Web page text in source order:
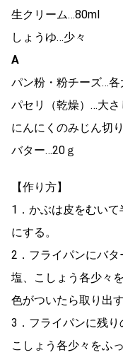
生クリーム…80ml
しょうゆ…少々
A
パン粉・粉チーズ…各
パセリ（乾燥）…大さ
にんにくのみじん切
バター…20ｇ
【作り方】
1．かぶは皮をむい
にする。
2．フライパンにバ
塩、こしょう各少々
色がついたら取り出す
3．フライパンに残り
こしょう各少々をふ